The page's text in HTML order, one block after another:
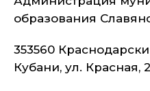
образования
353560
Кубани, ул. Красная,